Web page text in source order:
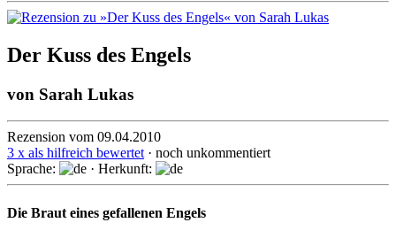
Der Kuss des Engels
von Sarah Lukas
Rezension vom 09.04.2010
3 x als hilfreich bewertet · noch unkommentiert
Sprache:
· Herkunft:
Die Braut eines gefallenen Engels